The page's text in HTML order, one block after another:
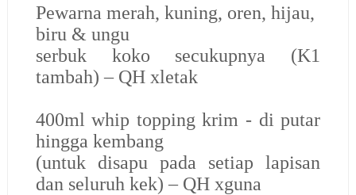
Pewarna merah, kuning, oren, hijau,
biru & ungu
serbuk koko secukupnya (K1
tambah) – QH xletak
400ml whip topping krim - di putar
hingga kembang
(untuk disapu pada setiap lapisan
dan seluruh kek) – QH xguna